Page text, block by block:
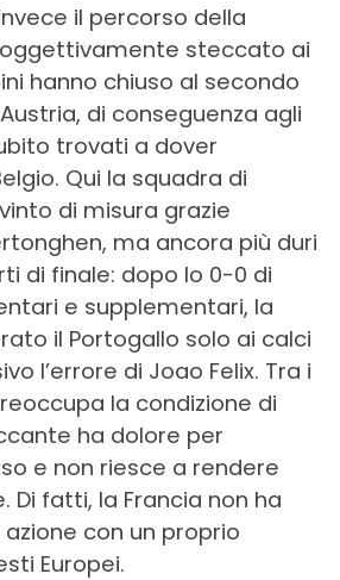
il percorso della
oggettivamente steccato ai
hanno chiuso al secondo
di conseguenza agli
trovati a dover
Qui la squadra di
di misura grazie
ma ancora più duri
di finale: dopo lo 0-0 di
e supplementari, la
il Portogallo solo ai calci
l’errore di Joao Felix. Tra i
la condizione di
ha dolore per
e non riesce a rendere
Di fatti, la Francia non ha
con un proprio
Europei.